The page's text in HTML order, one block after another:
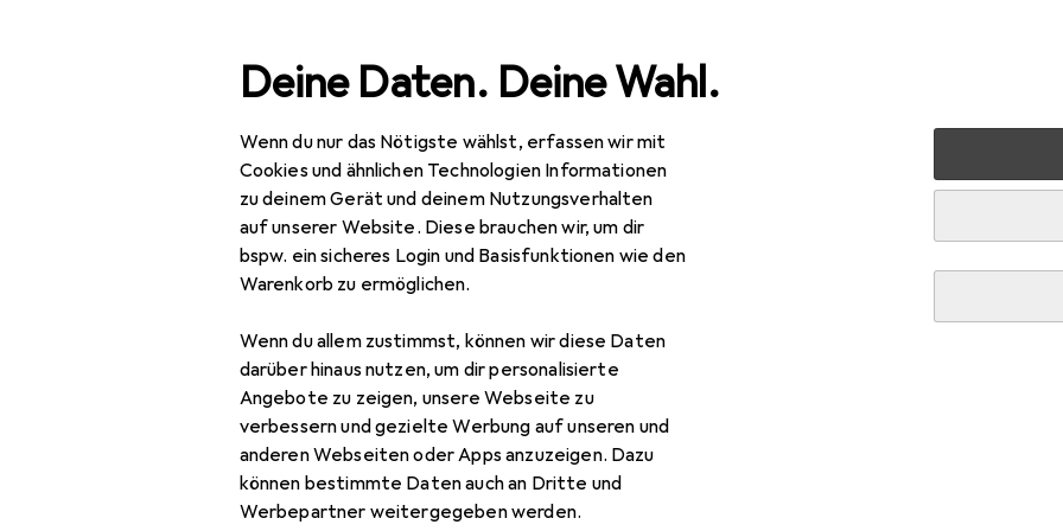
Deine Daten. Deine Wahl.
Wenn du nur das Nötigste wählst, erfassen wir mit
Cookies und ähnlichen Technologien Informationen
zu deinem Gerät und deinem Nutzungsverhalten
auf unserer Website. Diese brauchen wir, um dir
bspw. ein sicheres Login und Basisfunktionen wie den
Warenkorb zu ermöglichen.
Wenn du allem zustimmst, können wir diese Daten
darüber hinaus nutzen, um dir personalisierte
Angebote zu zeigen, unsere Webseite zu
verbessern und gezielte Werbung auf unseren und
anderen Webseiten oder Apps anzuzeigen. Dazu
können bestimmte Daten auch an Dritte und
Werbepartner weitergegeben werden.
Navigation nach Kategorien Gesamtsortiment Mode Alles in Mode